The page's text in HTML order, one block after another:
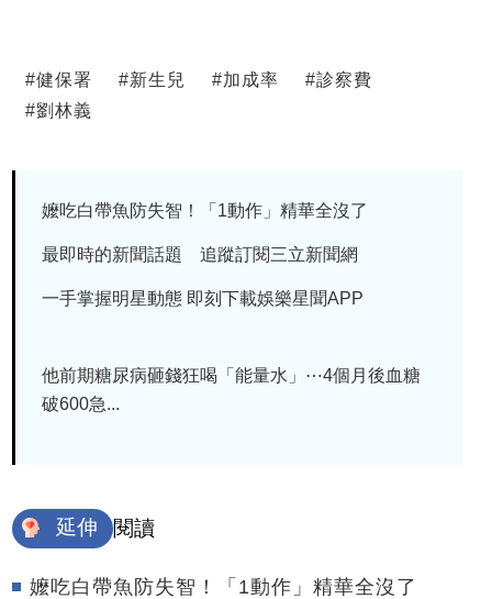
#健保署 #新生兒 #加成率 #診察費
#劉林義
嬤吃白帶魚防失智！「1動作」精華全沒了
最即時的新聞話題 追蹤訂閱三立新聞網
一手掌握明星動態 即刻下載娛樂星聞APP
他前期糖尿病砸錢狂喝「能量水」⋯4個月後血糖
破600急...
延伸 閱讀
嬤吃白帶魚防失智！「1動作」精華全沒了